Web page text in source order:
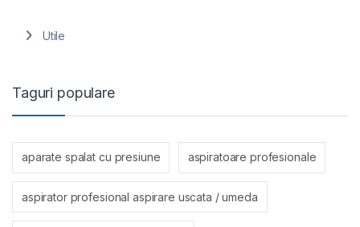
Utile
Taguri populare
aparate spalat cu presiune aspiratoare profesionale
aspirator profesional aspirare uscata / umeda